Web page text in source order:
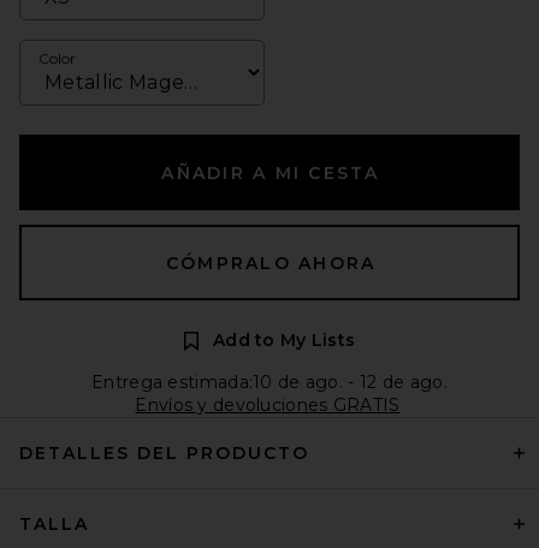
Color
AÑADIR A MI CESTA
CÓMPRALO AHORA
Add to My Lists
Entrega estimada:10 de ago. - 12 de ago.
Envíos y devoluciones GRATIS
DETALLES DEL PRODUCTO
TALLA